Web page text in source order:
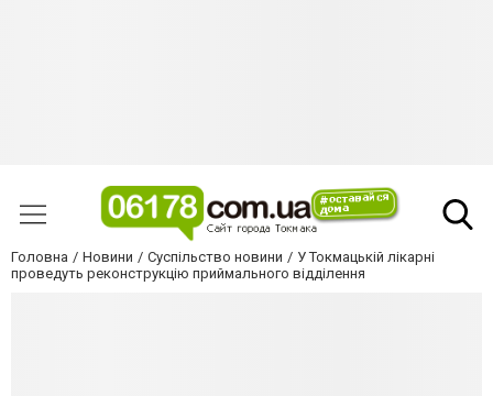
Головна Новини Суспільство новини
У Токмацькій лікарні
проведуть реконструкцію приймального відділення